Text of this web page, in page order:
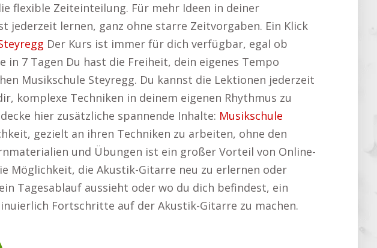
flexible Zeiteinteilung. Für mehr Ideen in deiner
jederzeit lernen, ganz ohne starre Zeitvorgaben. Ein Klick
Der Kurs ist immer für dich verfügbar, egal ob
in 7 Tagen Du hast die Freiheit, dein eigenes Tempo
Musikschule Steyregg. Du kannst die Lektionen jederzeit
komplexe Techniken in deinem eigenen Rhythmus zu
hier zusätzliche spannende Inhalte: Musikschule
gezielt an ihren Techniken zu arbeiten, ohne den
und Übungen ist ein großer Vorteil von Online-
Möglichkeit, die Akustik-Gitarre neu zu erlernen oder
Tagesablauf aussieht oder wo du dich befindest, ein
Fortschritte auf der Akustik-Gitarre zu machen.